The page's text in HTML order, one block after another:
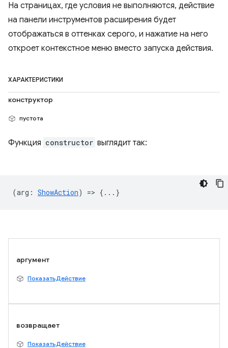
На страницах, где условия не выполняются, действие
на панели инструментов расширения будет
отображаться в оттенках серого, и нажатие на него
откроет контекстное меню вместо запуска действия.
ХАРАКТЕРИСТИКИ
конструктор
пустота
Функция constructor выглядит так:
(arg : ShowAction) => {...}
аргумент
ПоказатьДействие
возвращает
ПоказатьДействие